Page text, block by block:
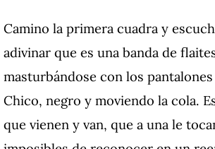
Camino la primera cuadra y
adivinar que es una banda de
masturbándose con los
Chico, negro y moviendo la cola.
que vienen y van, que a una le